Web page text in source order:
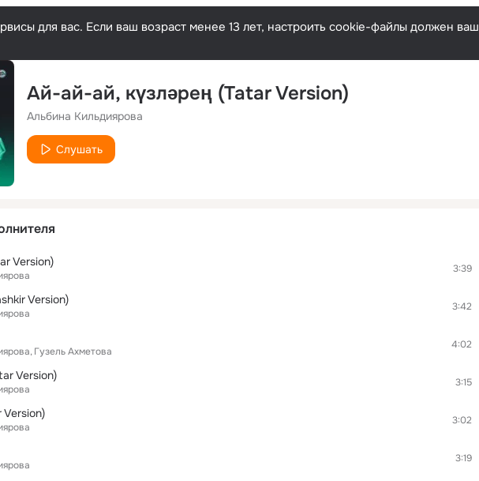
для вас. Если ваш возраст менее 13 лет, настроить cookie-файлы должен ваш
Ай-ай-ай, күзләрең (Tatar Version)
Альбина Кильдиярова
Слушать
Version) 3:39
Version) 3:42
Гузель Ахметова
4:02
Version) 3:15
3:02
3:19